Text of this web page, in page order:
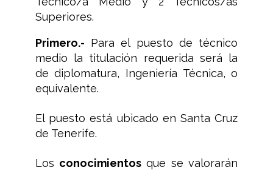
Superiores.
Primero.- Para el puesto de técnico
medio la titulación requerida será la
de diplomatura, Ingeniería Técnica, o
equivalente.
El puesto está ubicado en Santa Cruz
de Tenerife.
Los conocimientosque se valorarán